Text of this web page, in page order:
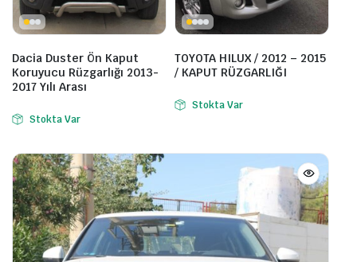
Dacia Duster Ön Kaput
Koruyucu Rüzgarlığı 2013-
2017 Yılı Arası
Stokta Var
TOYOTA HILUX / 2012 – 2015
/ KAPUT RÜZGARLIĞI
Stokta Var